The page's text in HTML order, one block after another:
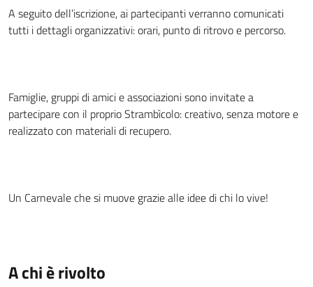
A seguito dell’iscrizione, ai partecipanti verranno comunicati
tutti i dettagli organizzativi: orari, punto di ritrovo e percorso.
Famiglie, gruppi di amici e associazioni sono invitate a
partecipare con il proprio Strambìcolo: creativo, senza motore e
realizzato con materiali di recupero.
Un Carnevale che si muove grazie alle idee di chi lo vive!
A chi è rivolto